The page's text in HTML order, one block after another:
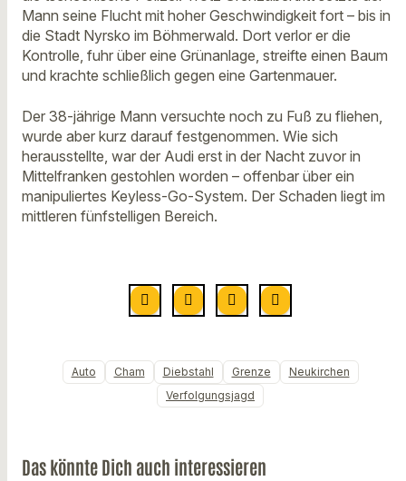
Mann seine Flucht mit hoher Geschwindigkeit fort – bis in
die Stadt Nyrsko im Böhmerwald. Dort verlor er die
Kontrolle, fuhr über eine Grünanlage, streifte einen Baum
und krachte schließlich gegen eine Gartenmauer.
Der 38-jährige Mann versuchte noch zu Fuß zu fliehen,
wurde aber kurz darauf festgenommen. Wie sich
herausstellte, war der Audi erst in der Nacht zuvor in
Mittelfranken gestohlen worden – offenbar über ein
manipuliertes Keyless-Go-System. Der Schaden liegt im
mittleren fünfstelligen Bereich.
Auto Cham Diebstahl Grenze
Neukirchen
Verfolgungsjagd
Das könnte Dich auch interessieren